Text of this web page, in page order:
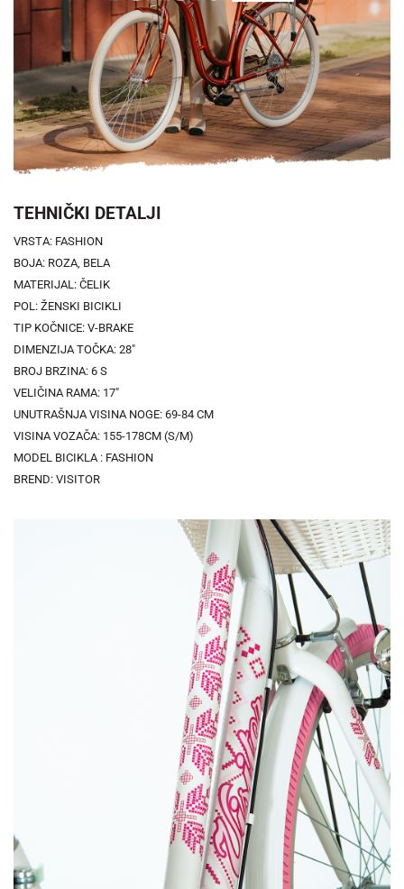
TEHNIČKI DETALJI
VRSTA: FASHION
BOJA: ROZA, BELA
MATERIJAL: ČELIK
POL: ŽENSKI BICIKLI
TIP KOČNICE: V-BRAKE
DIMENZIJA TOČKA: 28"
BROJ BRZINA: 6 S
VELIČINA RAMA: 17"
UNUTRAŠNJA VISINA NOGE: 69-84 CM
VISINA VOZAČA: 155-178CM (S/M)
MODEL BICIKLA : FASHION
BREND: VISITOR